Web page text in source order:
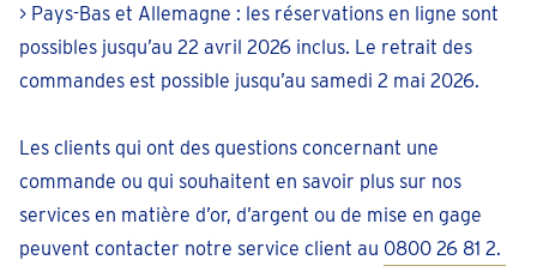
> Pays-Bas et Allemagne : les réservations en ligne sont
possibles jusqu’au 22 avril 2026 inclus. Le retrait des
commandes est possible jusqu’au samedi 2 mai 2026.
Les clients qui ont des questions concernant une
commande ou qui souhaitent en savoir plus sur nos
services en matière d’or, d’argent ou de mise en gage
peuvent contacter notre service client au 0800 26 81 2.